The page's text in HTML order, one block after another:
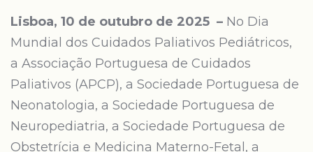
Lisboa, 10 de outubro de 2025 – No Dia
Mundial dos Cuidados Paliativos Pediátricos,
a Associação Portuguesa de Cuidados
Paliativos (APCP), a Sociedade Portuguesa de
Neonatologia, a Sociedade Portuguesa de
Neuropediatria, a Sociedade Portuguesa de
Obstetrícia e Medicina Materno-Fetal, a